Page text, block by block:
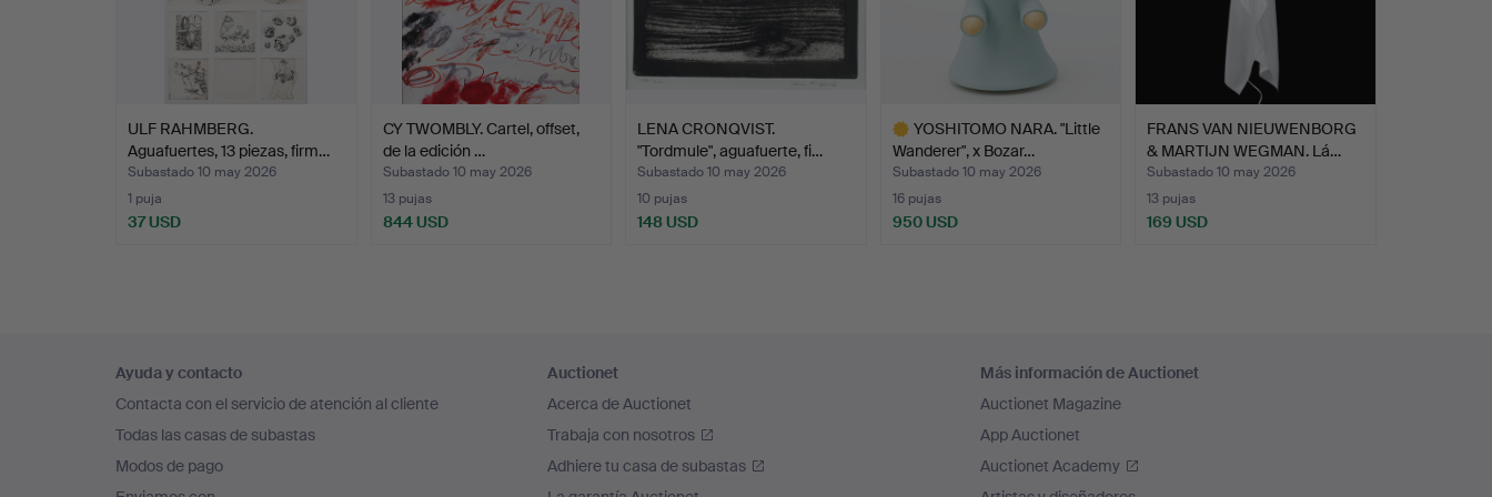
ULF RAHMBERG.
Aguafuertes, 13 piezas, firm…
Subastado 10 may 2026
1 puja
37 USD
CY TWOMBLY. Cartel, offset,
de la edición …
Subastado 10 may 2026
13 pujas
844 USD
LENA CRONQVIST.
"Tordmule", aguafuerte, fi…
Subastado 10 may 2026
10 pujas
148 USD
YOSHITOMO NARA. "Little
Wanderer", x Bozar…
Subastado 10 may 2026
16 pujas
950 USD
FRANS VAN NIEUWENBORG
& MARTIJN WEGMAN. Lá…
Subastado 10 may 2026
13 pujas
169 USD
en
el
pie
de
Ayuda y contacto
Contacta con el servicio de atención al cliente
Todas las casas de subastas
Modos de pago
Auctionet
Acerca de Auctionet
Trabaja con nosotros
Adhiere tu casa de subastas
Más información de Auctionet
Auctionet Magazine
App Auctionet
Auctionet Academy